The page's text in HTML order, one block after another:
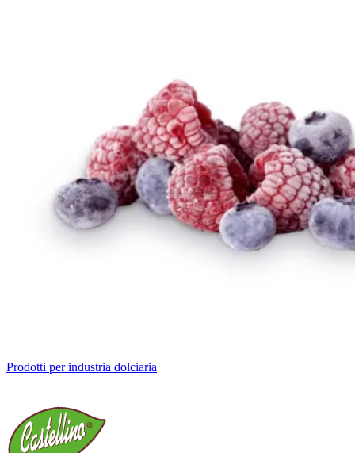
Prodotti per industria dolciaria